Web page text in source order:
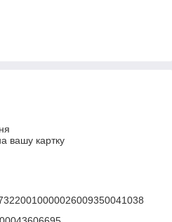
вашу картку